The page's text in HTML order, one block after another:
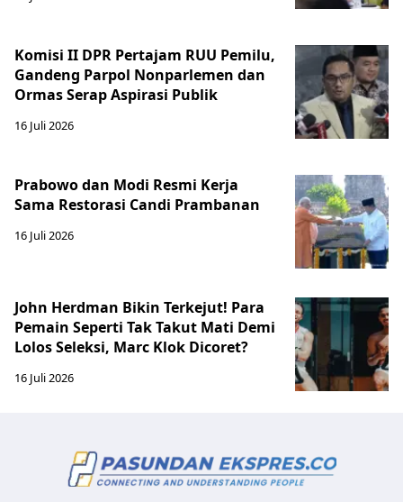
Komisi II DPR Pertajam RUU Pemilu,
Gandeng Parpol Nonparlemen dan
Ormas Serap Aspirasi Publik
16 Juli 2026
Prabowo dan Modi Resmi Kerja
Sama Restorasi Candi Prambanan
16 Juli 2026
John Herdman Bikin Terkejut! Para
Pemain Seperti Tak Takut Mati Demi
Lolos Seleksi, Marc Klok Dicoret?
16 Juli 2026